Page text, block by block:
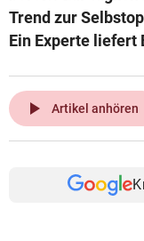
Trend zur
Ein Experte liefert
play_arrow Artikel anhören